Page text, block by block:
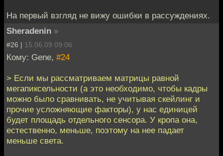
На первый взгляд не вижу ошибки в рассуждениях.
Sheradenin »
#26 | 15.06.09 09:06
Кому: Gene, #24
> Если мы рассматриваем матрицы равной
мегапиксельности (а это необходимо, чтобы кадры
можно было сравнивать, не учитывая скейлинг и
прочие усложняющие факторы), у нас единицей
будет площадь отдельного сенсора. У кропа она,
естественно, меньше, поэтому на нее падает
меньше света.